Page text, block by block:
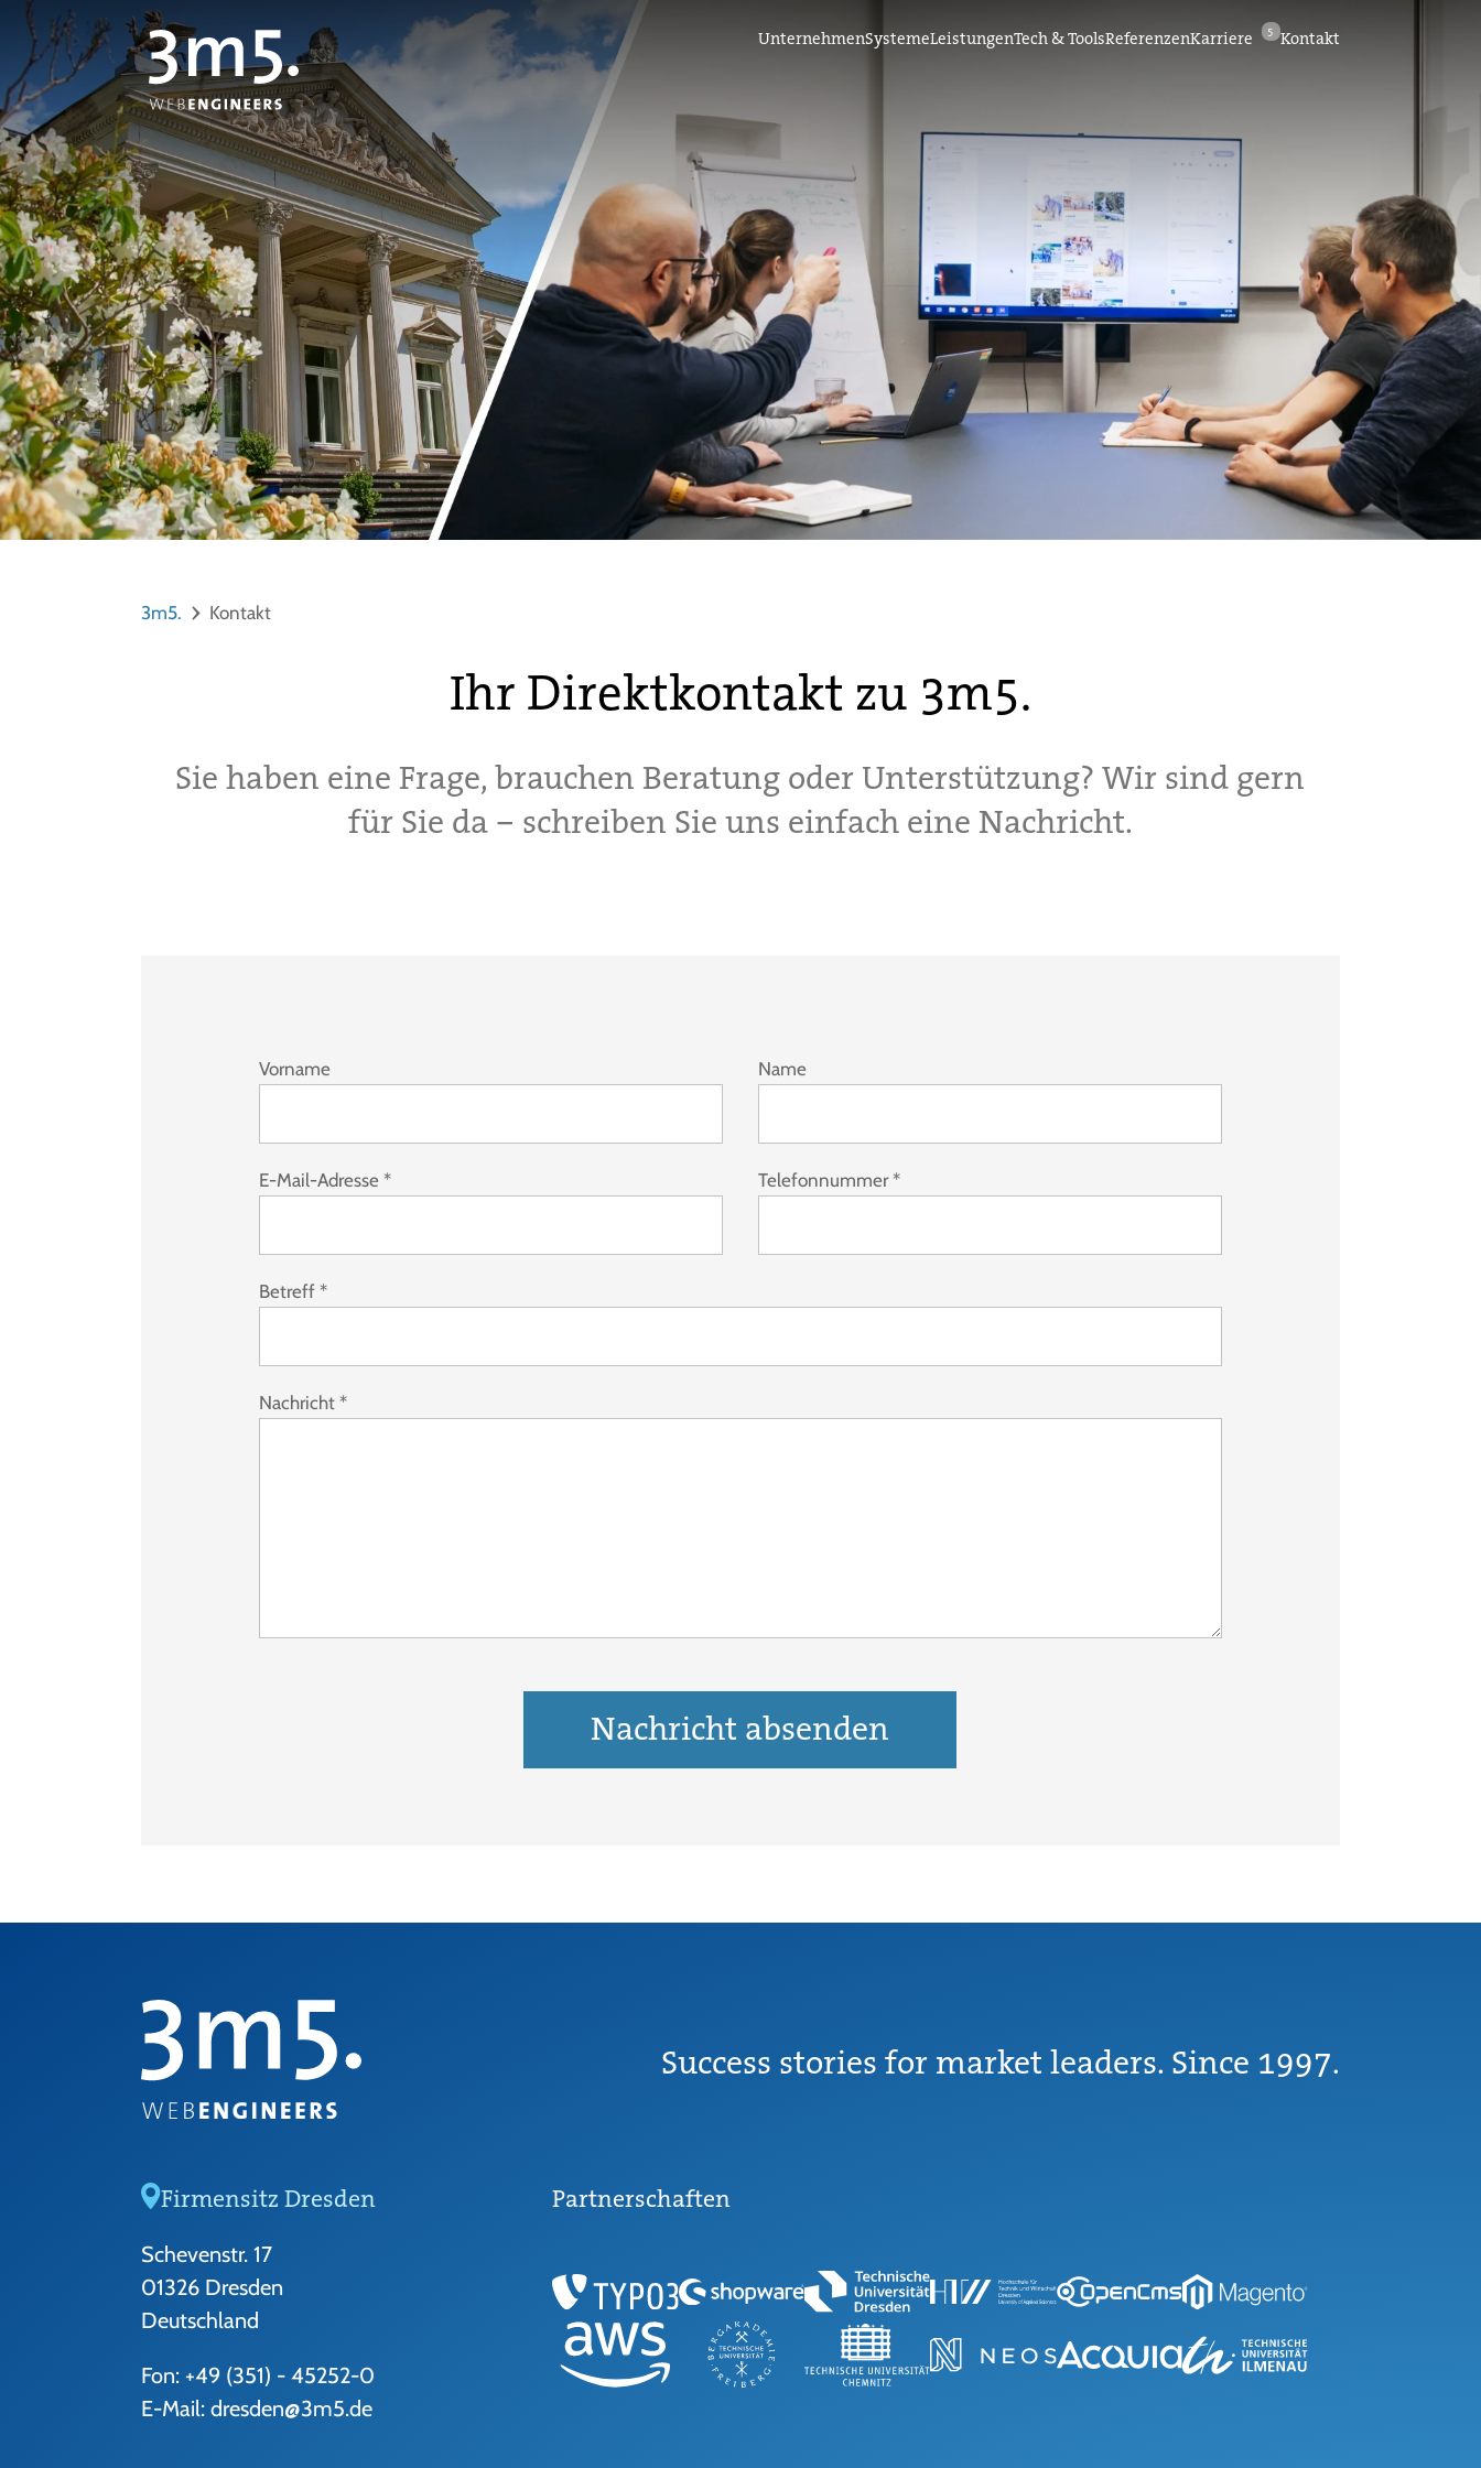
UnternehmenSystemeLeistungenTech & ToolsReferenzenKarriere 5 Kontakt
3m5. Kontakt
Ihr Direktkontakt zu 3m5.
Sie haben eine Frage, brauchen Beratung oder Unterstützung? Wir sind gern
für Sie da – schreiben Sie uns einfach eine Nachricht.
Vorname Name
E-Mail-Adresse * Telefonnummer *
Betreff *
Nachricht *
Nachricht absenden
Success stories for market leaders. Since 1997.
Firmensitz Dresden
Schevenstr. 17
01326 Dresden
Deutschland
Fon: +49 (351) - 45252-0
E-Mail: dresden@3m5.de
Partnerschaften